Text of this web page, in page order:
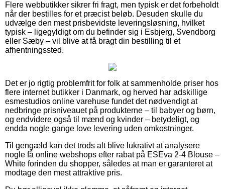
Flere webbutikker sikrer fri fragt, men typisk er det forbeholdt
når der bestilles for et præcist beløb. Desuden skulle du
udvælge den mest prisbevidste leveringsløsning, hvilket
typisk – ligegyldigt om du befinder sig i Esbjerg, Svendborg
eller Sæby – vil blive at få bragt din bestilling til et
afhentningssted.
Det er jo rigtig problemfrit for folk at sammenholde priser hos
flere internet butikker i Danmark, og herved har adskillige
esmestudios online varehuse fundet det nødvendigt at
nedbringe prisniveauet på produkterne – til babyer og børn,
og endvidere også til mænd og kvinder – betydeligt, og
endda nogle gange love levering uden omkostninger.
Til gengæld kan det trods alt blive lukrativt at analysere
nogle få online webshops efter rabat på ESEva 2-4 Blouse –
White forinden du shopper, således at man er garanteret at
modtage den mest attraktive pris.